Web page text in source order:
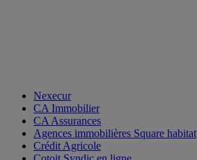
Nexecur
CA Immobilier
CA Assurances
Agences immobilières Square habitat
Crédit Agricole